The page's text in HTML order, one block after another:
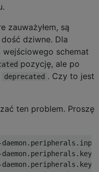
zauważyłem, są
dziwne. Dla
schemat
pozycję, ale po
deprecated . Czy to jest
ten problem. Proszę